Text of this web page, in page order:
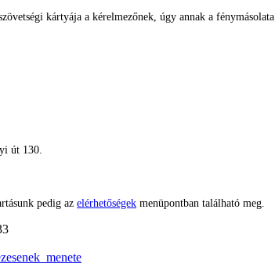
kártyája a kérelmezőnek, úgy annak a fénymásolata
út 130.
pedig az elérhetőségek menüpontban található meg.